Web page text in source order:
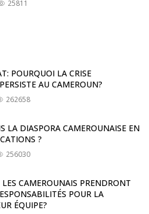
25811
POURQUOI LA CRISE
AU CAMEROUN?
262658
LA DIASPORA CAMEROUNAISE EN
?
256030
CAMEROUNAIS PRENDRONT
POUR LA
ÉQUIPE?